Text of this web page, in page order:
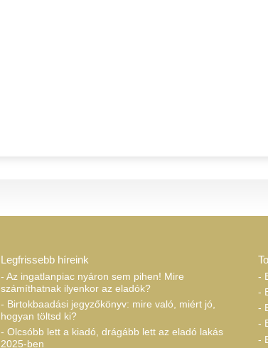
Legfrissebb híreink
- Az ingatlanpiac nyáron sem pihen! Mire
számíthatnak ilyenkor az eladók?
- Birtokbaadási jegyzőkönyv: mire való, miért jó,
hogyan töltsd ki?
- Olcsóbb lett a kiadó, drágább lett az eladó lakás
2025-ben
-
-
-
-
-